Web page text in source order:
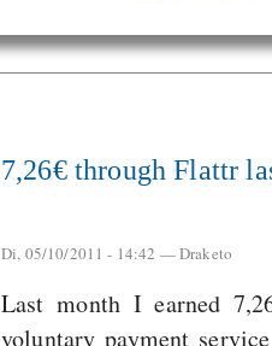
7,26€ through Flattr
Di, 05/10/2011 - 14:42 —Draketo
Last month I earned
voluntary payment